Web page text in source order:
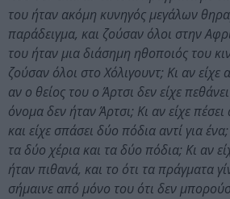
του ήταν ακόμη κυνηγός μεγάλων
παράδειγμα, και ζούσαν όλοι στην
του ήταν μια διάσημη ηθοποιός του
ζούσαν όλοι στο Χόλιγουντ; Κι αν
αν ο θείος του ο Άρτσι δεν είχε
όνομα δεν ήταν Άρτσι; Κι αν είχε
και είχε σπάσει δύο πόδια αντί για
τα δύο χέρια και τα δύο πόδια; Κι αν
ήταν πιθανά, και το ότι τα πράγματα
σήμαινε από μόνο του ότι δεν